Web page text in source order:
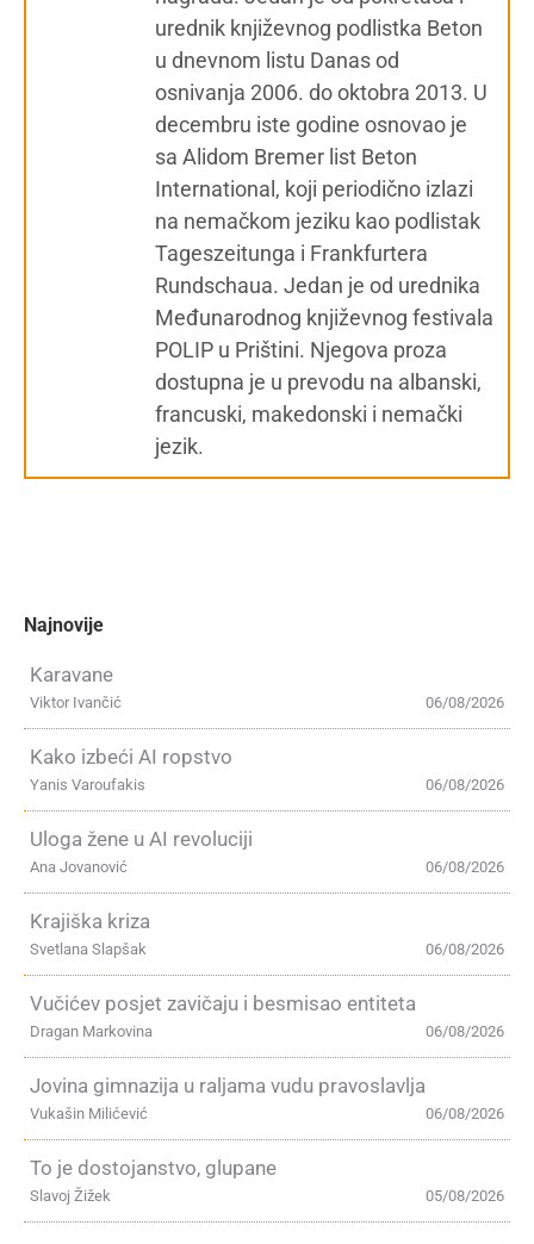
urednik književnog podlistka Beton
u dnevnom listu Danas od
osnivanja 2006. do oktobra 2013. U
decembru iste godine osnovao je
sa Alidom Bremer list Beton
International, koji periodično izlazi
na nemačkom jeziku kao podlistak
Tageszeitunga i Frankfurtera
Rundschaua. Jedan je od urednika
Međunarodnog književnog festivala
POLIP u Prištini. Njegova proza
dostupna je u prevodu na albanski,
francuski, makedonski i nemački
jezik.
Najnovije
Karavane
06/08/2026
Viktor Ivančić
Kako izbeći AI ropstvo
06/08/2026
Yanis Varoufakis
Uloga žene u AI revoluciji
06/08/2026
Ana Jovanović
Krajiška kriza
06/08/2026
Svetlana Slapšak
Vučićev posjet zavičaju i besmisao entiteta
06/08/2026
Dragan Markovina
Jovina gimnazija u raljama vudu pravoslavlja
06/08/2026
Vukašin Milićević
To je dostojanstvo, glupane
05/08/2026
Slavoj Žižek